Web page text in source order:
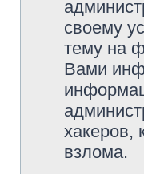
своему
тему на
Вами
хакеров,
взлома.